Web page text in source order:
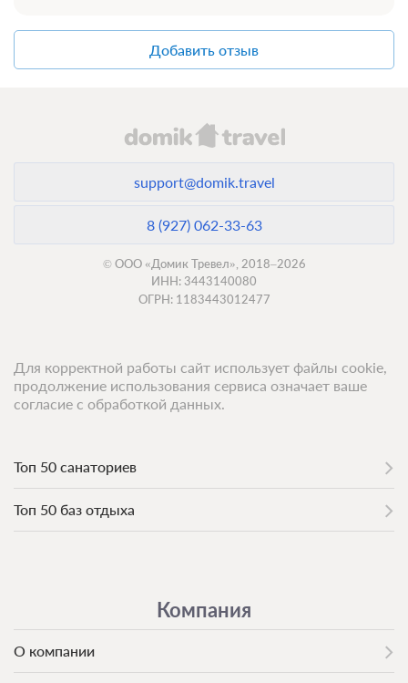
Еще 5 тарифов
3 фото
Сплит-система
1 гость
При отмене оплата не возвращается
Сумма предоплаты составляет 294 руб.
Добавить отзыв
support@domik.travel
8 (927) 062-33-63
© ООО «Домик Тревел», 2018–2026
ИНН: 3443140080
ОГРН: 1183443012477
Топ 50 санаториев
Топ 50 баз отдыха
Компания
О компании
Для корректной работы сайт использует файлы cookie,
продолжение использования сервиса означает ваше
согласие с обработкой данных.